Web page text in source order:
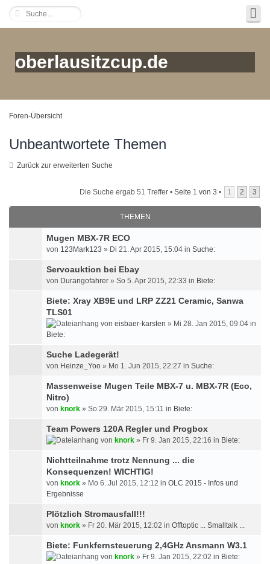
oberlausitzcup.de
Foren-Übersicht
Unbeantwortete Themen
Zurück zur erweiterten Suche
Die Suche ergab 51 Treffer • Seite 1 von 3 • 1 2 3
THEMEN
Mugen MBX-7R ECO
von 123Mark123 » Di 21. Apr 2015, 15:04 in Suche:
Servoauktion bei Ebay
von Durangofahrer » So 5. Apr 2015, 22:33 in Biete:
Biete: Xray XB9E und LRP ZZ21 Ceramic, Sanwa
TLS01
von eisbaer-karsten » Mi 28. Jan 2015, 09:04 in
Biete:
Suche Ladegerät!
von Heinze_Yoo » Mo 1. Jun 2015, 22:27 in Suche:
Massenweise Mugen Teile MBX-7 u. MBX-7R (Eco,
Nitro)
von knork » So 29. Mär 2015, 15:11 in Biete:
Team Powers 120A Regler und Progbox
von knork » Fr 9. Jan 2015, 22:16 in Biete:
Nichtteilnahme trotz Nennung ... die
Konsequenzen! WICHTIG!
von knork » Mo 6. Jul 2015, 12:12 in OLC 2015 - Infos und
Ergebnisse
Plötzlich Stromausfall!!!
von knork » Fr 20. Mär 2015, 12:02 in Offtoptic ... Smalltalk ...
Biete: Funkfernsteuerung 2,4GHz Ansmann W3.1
von knork » Fr 9. Jan 2015, 22:02 in Biete: